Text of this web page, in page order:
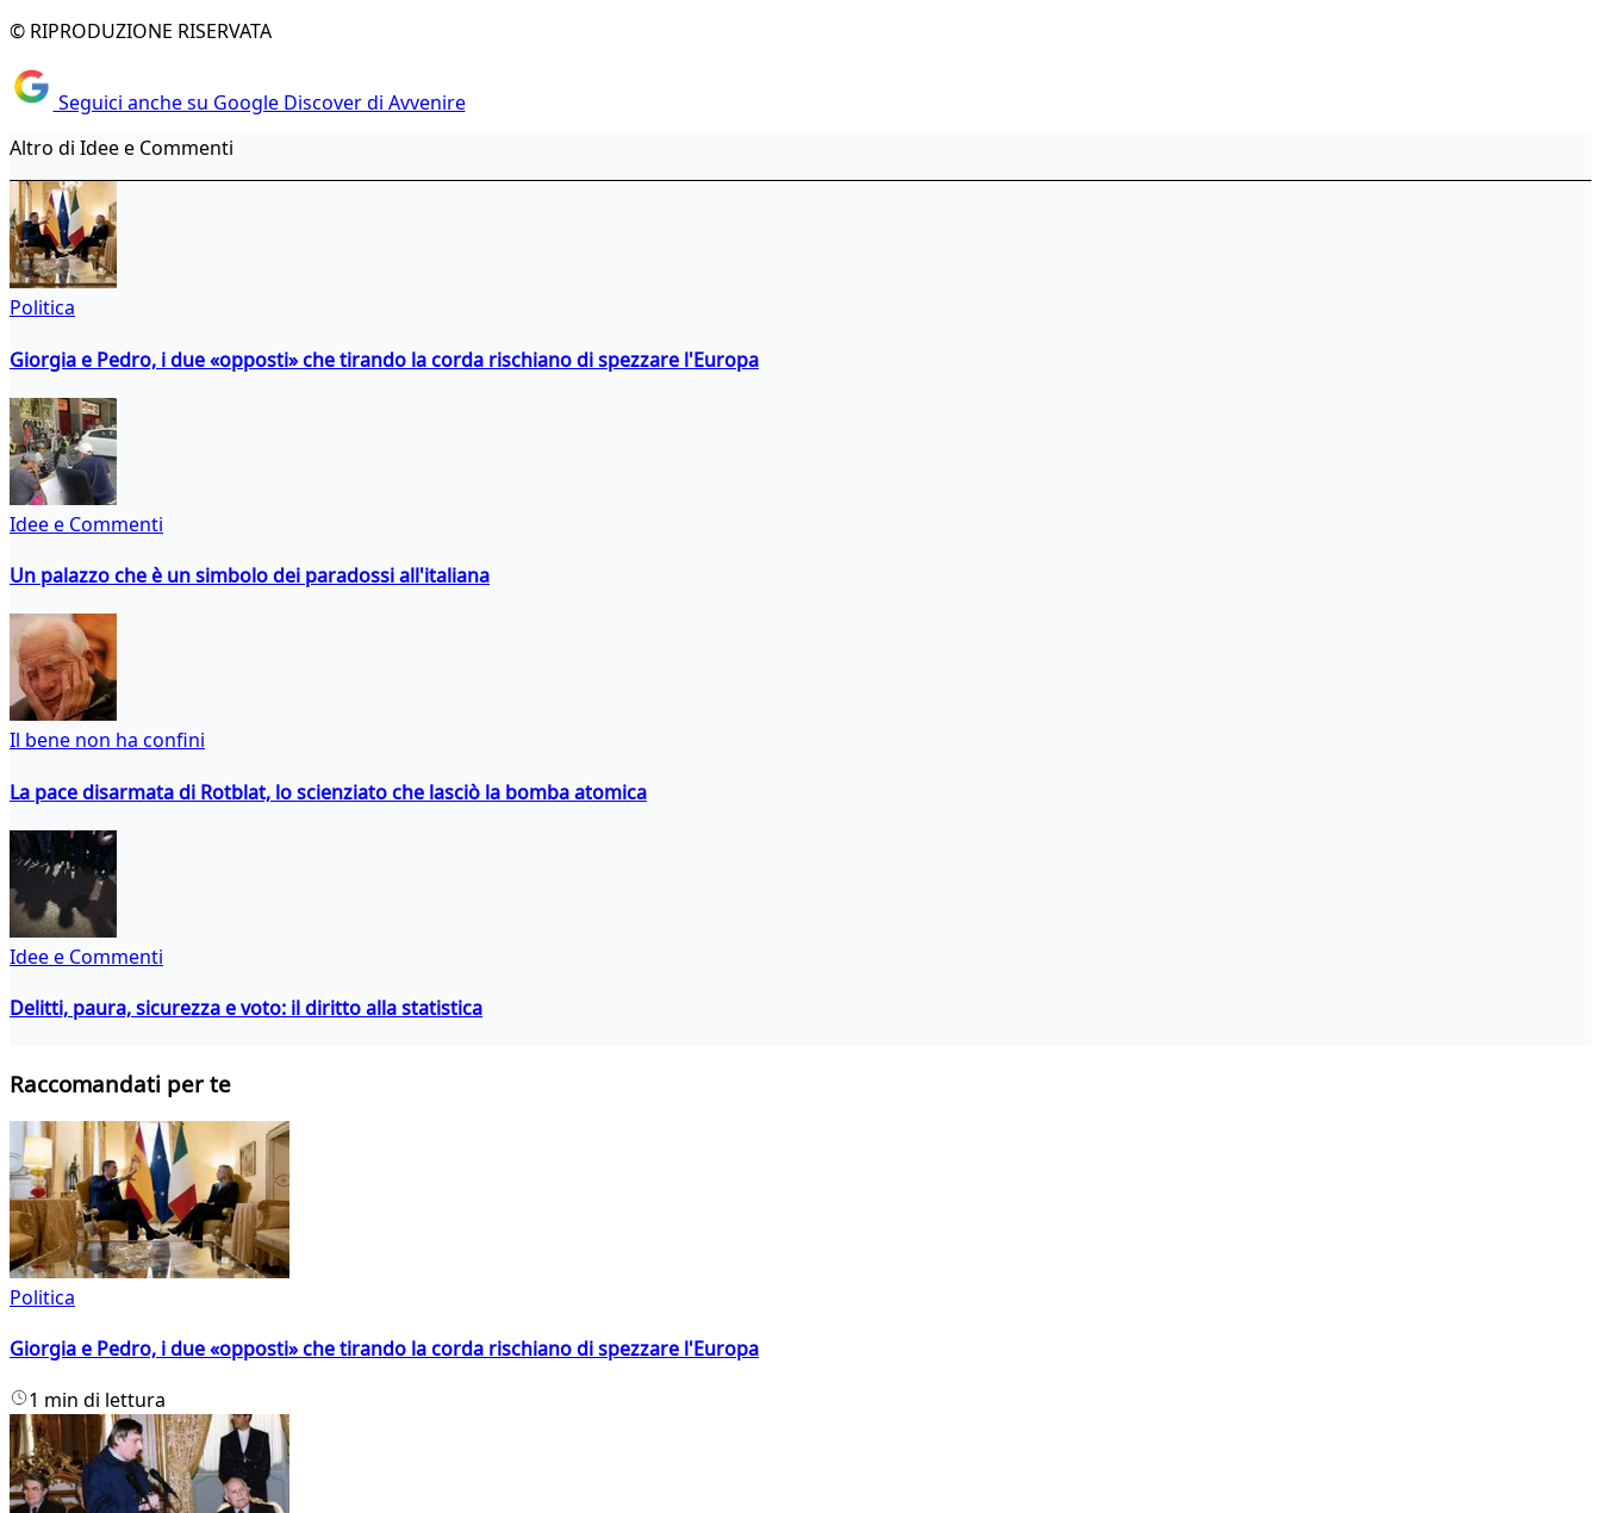
© RIPRODUZIONE RISERVATA
Seguici anche su Google Discover di Avvenire
Altro di Idee e Commenti
Politica
Giorgia e Pedro, i due «opposti» che tirando la corda rischiano di spezzare l'Europa
Idee e Commenti
Un palazzo che è un simbolo dei paradossi all'italiana
Il bene non ha confini
La pace disarmata di Rotblat, lo scienziato che lasciò la bomba atomica
Idee e Commenti
Delitti, paura, sicurezza e voto: il diritto alla statistica
Raccomandati per te
Politica
Giorgia e Pedro, i due «opposti» che tirando la corda rischiano di spezzare l'Europa
1 min di lettura